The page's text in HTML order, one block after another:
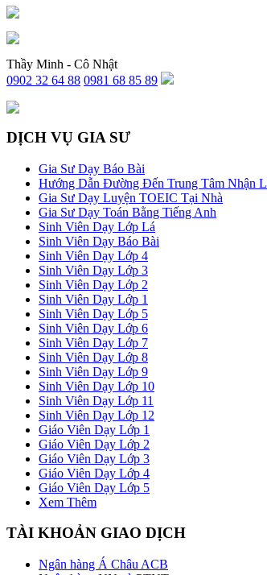
Thầy Minh - Cô Nhật
0902 32 64 88 0981 68 85 89
DỊCH VỤ GIA SƯ
Gia Sư Dạy Báo Bài
Hướng Dẫn Đường Đến Trung Tâm Nhận
Gia Sư Dạy Luyện TOEIC Tại Nhà
Gia Sư Dạy Toán Bằng Tiếng Anh
Sinh Viên Dạy Lớp Lá
Sinh Viên Dạy Báo Bài
Sinh Viên Dạy Lớp 4
Sinh Viên Dạy Lớp 3
Sinh Viên Dạy Lớp 2
Sinh Viên Dạy Lớp 1
Sinh Viên Dạy Lớp 5
Sinh Viên Dạy Lớp 6
Sinh Viên Dạy Lớp 7
Sinh Viên Dạy Lớp 8
Sinh Viên Dạy Lớp 9
Sinh Viên Dạy Lớp 10
Sinh Viên Dạy Lớp 11
Sinh Viên Dạy Lớp 12
Giáo Viên Dạy Lớp 1
Giáo Viên Dạy Lớp 2
Giáo Viên Dạy Lớp 3
Giáo Viên Dạy Lớp 4
Giáo Viên Dạy Lớp 5
Xem Thêm
TÀI KHOẢN GIAO DỊCH
Ngân hàng Á Châu ACB